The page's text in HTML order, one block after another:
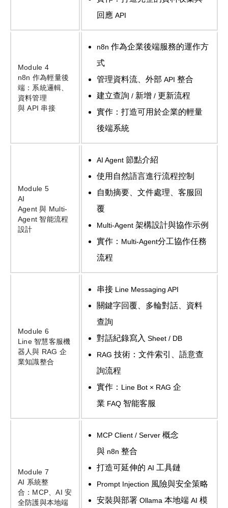
回應 API
Module 4
n8n 作為輕量後
端：系統邏輯、
資料管理
與 API 串接
n8n 作為企業後端服務的運作方
式
管理資料流、外部 API 整合
建立查詢 / 新增 / 更新流程
實作：打造可用於企業的輕量
後端系統
Module 5
AI
Agent與 Multi-
Agent 智能流程
設計
AI Agent 節點介紹
使用自然語言進行流程控制
自動摘要、文件處理、客服回
覆
Multi-Agent 架構設計與協作示例
實作： Multi-Agent分工協作任務
流程
Module 6
Line 智慧客服機
器人與 RAG 企
業知識整合
串接Line Messaging API
關鍵字回覆、多輪對話、資料
查詢
對話紀錄寫入 Sheet / DB
RAG 技術：文件索引、語意查
詢流程
實作： Line Bot × RAG 企
業 FAQ 智能客服
Module 7
AI 系統整
合： MCP、AI安
全防護與本地端
MCP Client / Server 概念
與n8n 整合
打造可延伸的 AI 工具鏈
Prompt Injection 風險與安全策略
安裝與部署Ollama 本地端AI 模